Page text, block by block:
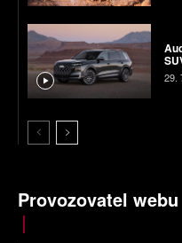
29.
Provozovatel webu